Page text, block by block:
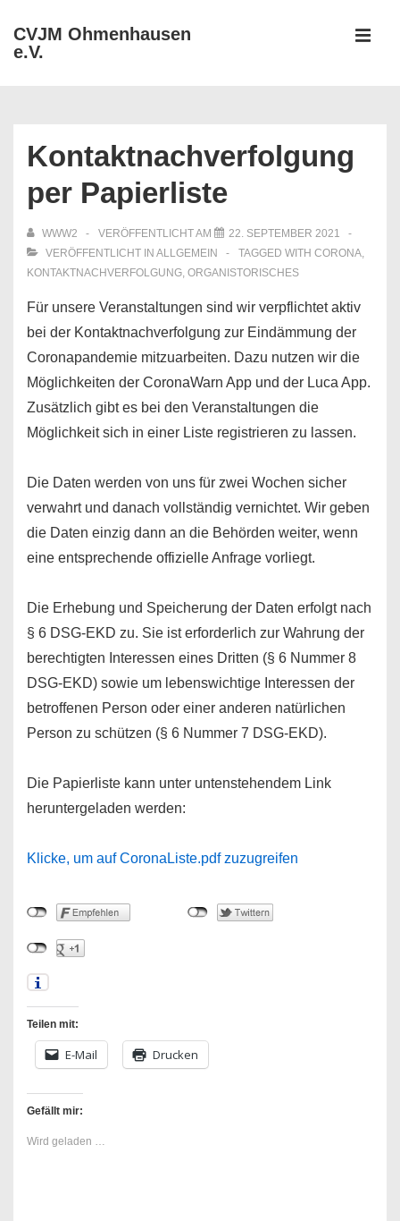
Zum
Inhalt
CVJM Ohmenhausen
e.V.
Kontaktnachverfolgung
per Papierliste
WWW2 VERÖFFENTLICHT AM
22. SEPTEMBER 2021
VERÖFFENTLICHT IN ALLGEMEIN TAGGED WITH CORONA,
KONTAKTNACHVERFOLGUNG, ORGANISTORISCHES
Für unsere Veranstaltungen sind wir verpflichtet aktiv
bei der Kontaktnachverfolgung zur Eindämmung der
Coronapandemie mitzuarbeiten. Dazu nutzen wir die
Möglichkeiten der CoronaWarn App und der Luca App.
Zusätzlich gibt es bei den Veranstaltungen die
Möglichkeit sich in einer Liste registrieren zu lassen.
Die Daten werden von uns für zwei Wochen sicher
verwahrt und danach vollständig vernichtet. Wir geben
die Daten einzig dann an die Behörden weiter, wenn
eine entsprechende offizielle Anfrage vorliegt.
Die Erhebung und Speicherung der Daten erfolgt nach
§ 6 DSG-EKD zu. Sie ist erforderlich zur Wahrung der
berechtigten Interessen eines Dritten (§ 6 Nummer 8
DSG-EKD) sowie um lebenswichtige Interessen der
betroffenen Person oder einer anderen natürlichen
Person zu schützen (§ 6 Nummer 7 DSG-EKD).
Die Papierliste kann unter untenstehendem Link
heruntergeladen werden:
Klicke, um auf CoronaListe.pdf zuzugreifen
Teilen mit:
E-Mail Drucken
Gefällt mir:
Wird geladen …